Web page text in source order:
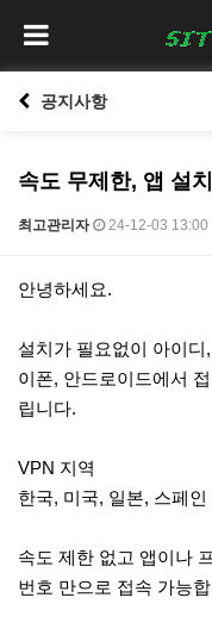
공지사항
속도 무제한, 앱 설
최고관리자 24-12-03 13:00
본문
안녕하세요.
설치가 필요없이 아이
이폰, 안드로이드에서
립니다.
VPN 지역
한국, 미국, 일본, 스페인
속도 제한 없고 앱이나
번호 만으로 접속 가능